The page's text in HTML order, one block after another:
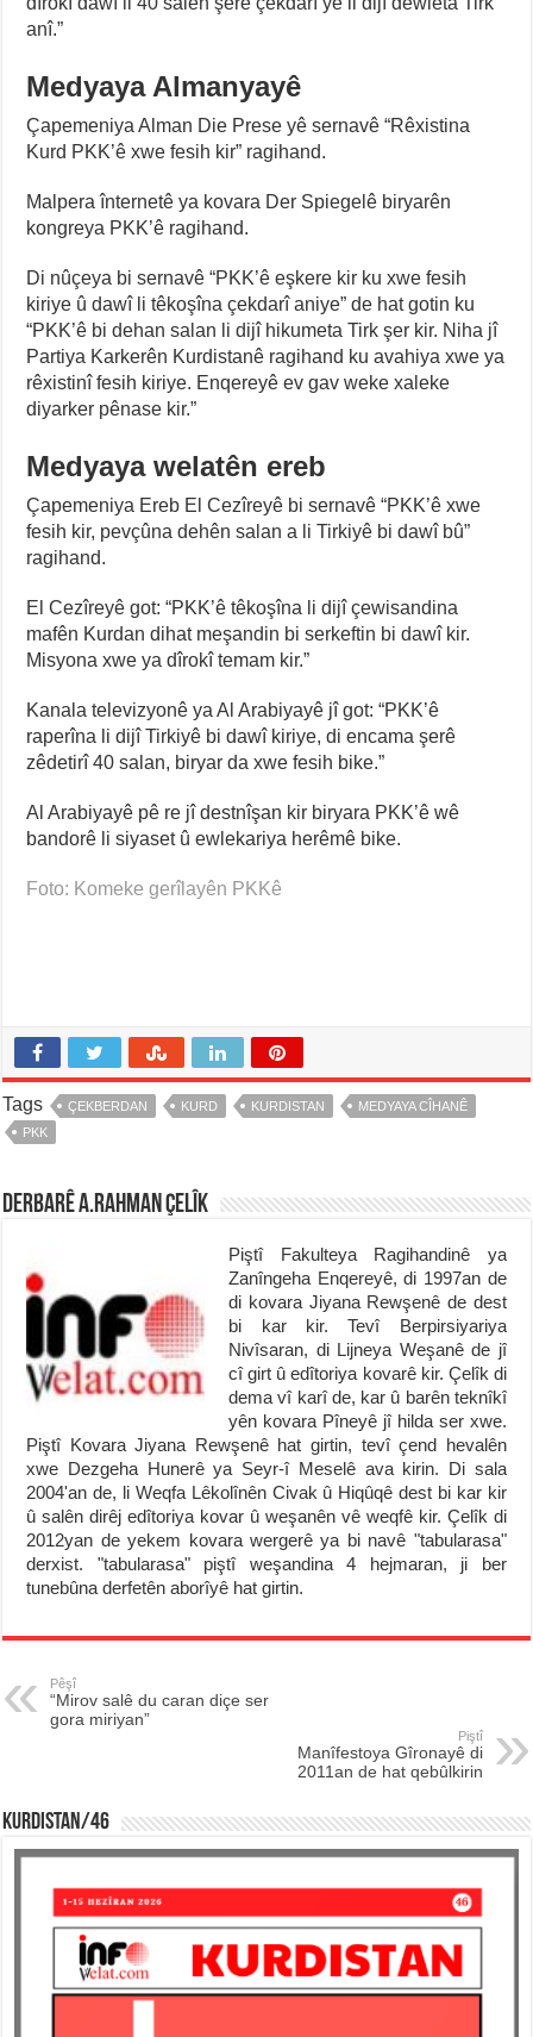
anî.”
Medyaya Almanyayê
Çapemeniya Alman Die Prese yê sernavê “Rêxistina
Kurd PKK’ê xwe fesih kir” ragihand.
Malpera înternetê ya kovara Der Spiegelê biryarên
kongreya PKK’ê ragihand.
Di nûçeya bi sernavê “PKK’ê eşkere kir ku xwe fesih
kiriye û dawî li têkoşîna çekdarî aniye” de hat gotin ku
“PKK’ê bi dehan salan li dijî hikumeta Tirk şer kir. Niha jî
Partiya Karkerên Kurdistanê ragihand ku avahiya xwe ya
rêxistinî fesih kiriye. Enqereyê ev gav weke xaleke
diyarker pênase kir.”
Medyaya welatên ereb
Çapemeniya Ereb El Cezîreyê bi sernavê “PKK’ê xwe
fesih kir, pevçûna dehên salan a li Tirkiyê bi dawî bû”
ragihand.
El Cezîreyê got: “PKK’ê têkoşîna li dijî çewisandina
mafên Kurdan dihat meşandin bi serkeftin bi dawî kir.
Misyona xwe ya dîrokî temam kir.”
Kanala televizyonê ya Al Arabiyayê jî got: “PKK’ê
raperîna li dijî Tirkiyê bi dawî kiriye, di encama şerê
zêdetirî 40 salan, biryar da xwe fesih bike.”
Al Arabiyayê pê re jî destnîşan kir biryara PKK’ê wê
bandorê li siyaset û ewlekariya herêmê bike.
Foto: Komeke gerîlayên PKKê
Tags ÇEKBERDAN KURD KURDISTAN
MEDYAYA CÎHANÊ
PKK
Derbarê A.Rahman Çelîk
Piştî Fakulteya Ragihandinê ya
Zanîngeha Enqereyê, di 1997an de
di kovara Jiyana Rewşenê de dest
bi kar kir. Tevî Berpirsiyariya
Nivîsaran, di Lijneya Weşanê de jî
cî girt û edîtoriya kovarê kir. Çelîk di
dema vî karî de, kar û barên teknîkî
yên kovara Pîneyê jî hilda ser xwe.
Piştî Kovara Jiyana Rewşenê hat girtin, tevî çend hevalên
xwe Dezgeha Hunerê ya Seyr-î Meselê ava kirin. Di sala
2004'an de, li Weqfa Lêkolînên Civak û Hiqûqê dest bi kar kir
û salên dirêj edîtoriya kovar û weşanên vê weqfê kir. Çelîk di
2012yan de yekem kovara wergerê ya bi navê "tabularasa"
derxist. "tabularasa" piştî weşandina 4 hejmaran, ji ber
tunebûna derfetên aborîyê hat girtin.
Pêşî
“Mirov salê du caran diçe ser
gora miriyan”
Piştî
Manîfestoya Gîronayê di
2011an de hat qebûlkirin
KURDISTAN/46